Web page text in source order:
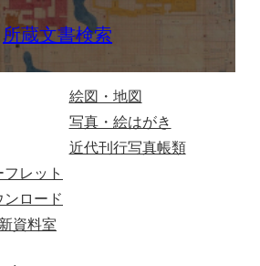
所蔵文書検索
絵図・地図
写真・絵はがき
近代刊行写真帳類
レット
ロード
資料室